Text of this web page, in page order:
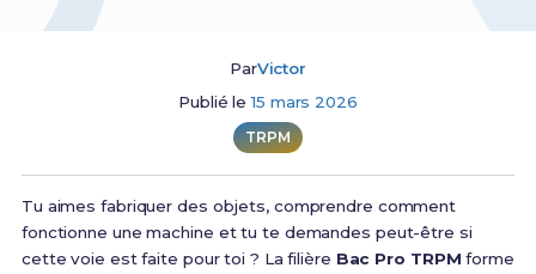
ParVictor
Publié le15 mars 2026
TRPM
Tu aimes fabriquer des objets, comprendre comment
fonctionne une machine et tu te demandes peut-être si
cette voie est faite pour toi ? La filière Bac Pro TRPM forme